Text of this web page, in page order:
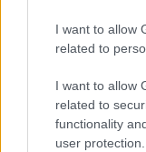
I want to allow
related to
I want to allow
related to
functionality
user protection.
Két gólt is
párharcot az ETO-